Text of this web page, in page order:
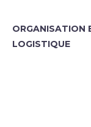
ORGANISATION
LOGISTIQUE